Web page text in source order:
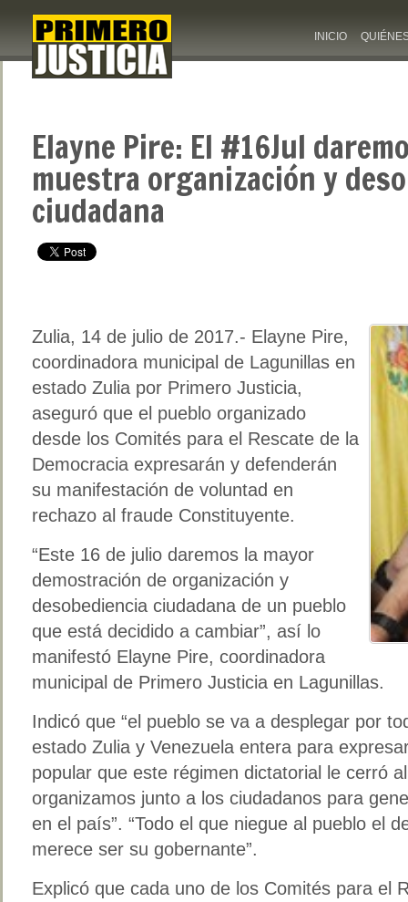
INICIO
Elayne Pire: El #16Jul
muestra organización y
ciudadana
Zulia, 14 de julio de 2017.- Elayne Pire,
coordinadora municipal de Lagunillas en
estado Zulia por Primero Justicia,
aseguró que el pueblo organizado
desde los Comités para el Rescate de la
Democracia expresarán y defenderán
su manifestación de voluntad en
rechazo al fraude Constituyente.
“Este 16 de julio daremos la mayor
demostración de organización y
desobediencia ciudadana de un pueblo
que está decidido a cambiar”, así lo
manifestó Elayne Pire, coordinadora
municipal de Primero Justicia en Lagunillas.
Indicó que “el pueblo se va a desplegar por
estado Zulia y Venezuela entera para
popular que este régimen dictatorial le cerró
organizamos junto a los ciudadanos para
en el país”. “Todo el que niegue al pueblo el
merece ser su gobernante”.
Explicó que cada uno de los Comités para el